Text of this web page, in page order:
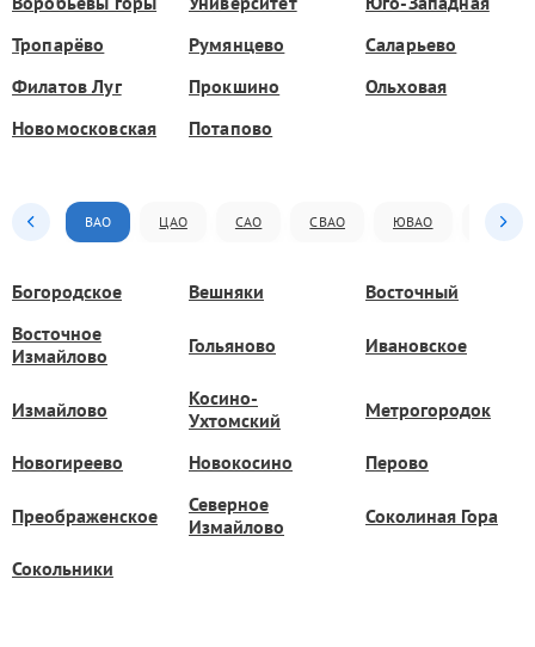
Тропарёво
Румянцево
Саларьево
Филатов Луг
Прокшино
Ольховая
Новомосковская
Потапово
ВАО ЦАО САО СВАО ЮВАО ЮАО
Богородское Вешняки
Восточный
Восточное
Измайлово
Гольяново Ивановское
Измайлово
Косино-
Ухтомский
Метрогородок
Новогиреево Новокосино Перово
Преображенское
Северное
Измайлово
Соколиная Гора
Сокольники